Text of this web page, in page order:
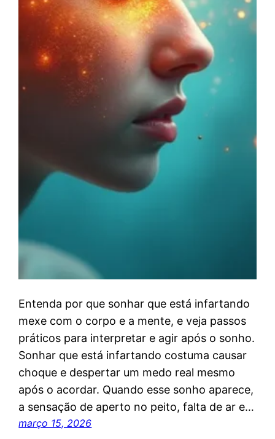
Entenda por que sonhar que está infartando
mexe com o corpo e a mente, e veja passos
práticos para interpretar e agir após o sonho.
Sonhar que está infartando costuma causar
choque e despertar um medo real mesmo
após o acordar. Quando esse sonho aparece,
a sensação de aperto no peito, falta de ar e…
março 15, 2026